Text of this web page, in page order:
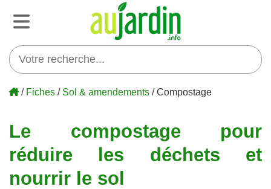
/ Fiches / Sol & amendements / Compostage
Le compostage pour
réduire les déchets et
nourrir le sol